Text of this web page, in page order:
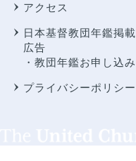
アクセス
日本基督教団年鑑掲載
広告
・教団年鑑お申し込み
プライバシーポリシー